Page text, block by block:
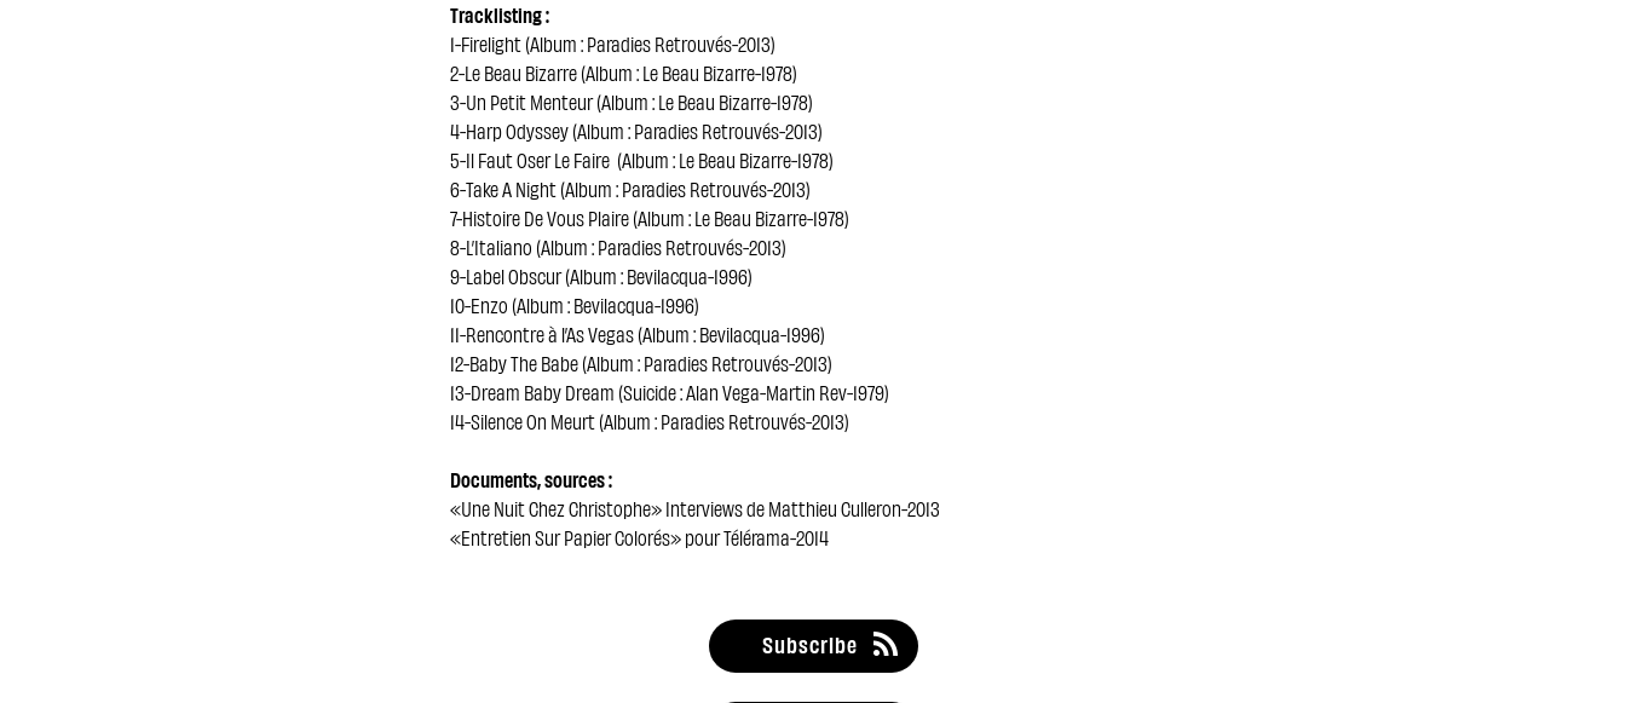
Tracklisting :
1-Firelight (Album : Paradies Retrouvés-2013)
2-Le Beau Bizarre (Album : Le Beau Bizarre-1978)
3-Un Petit Menteur (Album : Le Beau Bizarre-1978)
4-Harp Odyssey (Album : Paradies Retrouvés-2013)
5-Il Faut Oser Le Faire (Album : Le Beau Bizarre-1978)
6-Take A Night (Album : Paradies Retrouvés-2013)
7-Histoire De Vous Plaire (Album : Le Beau Bizarre-1978)
8-L’Italiano (Album : Paradies Retrouvés-2013)
9-Label Obscur (Album : Bevilacqua-1996)
10-Enzo (Album : Bevilacqua-1996)
11-Rencontre à l’As Vegas (Album : Bevilacqua-1996)
12-Baby The Babe (Album : Paradies Retrouvés-2013)
13-Dream Baby Dream (Suicide : Alan Vega-Martin Rev-1979)
14-Silence On Meurt (Album : Paradies Retrouvés-2013)
Documents, sources :
«Une Nuit Chez Christophe» Interviews de Matthieu Culleron-2013
«Entretien Sur Papier Colorés» pour Télérama-2014
Subscribe